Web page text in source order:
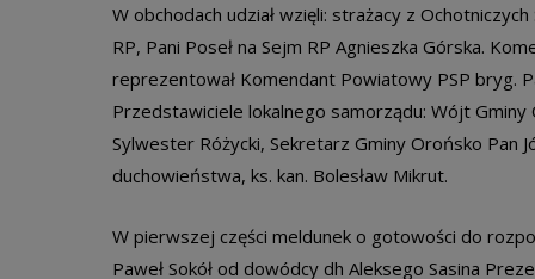
W obchodach udział wzięli: strażacy z
RP, Pani Poseł na Sejm RP Agnieszka Górska.
reprezentował Komendant Powiatowy PSP bryg.
Przedstawiciele lokalnego samorządu: Wójt
Sylwester Różycki, Sekretarz Gminy Orońsko Pan
duchowieństwa, ks. kan. Bolesław Mikrut.
W pierwszej części meldunek o gotowości do
Paweł Sokół od dowódcy dh Aleksego Sasina